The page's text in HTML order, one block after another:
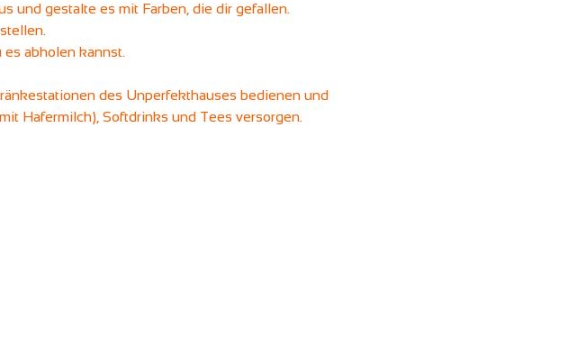
und gestalte es mit Farben, die dir gefallen.
abholen kannst.
des Unperfekthauses bedienen und
Hafermilch), Softdrinks und Tees versorgen.